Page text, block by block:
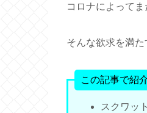
コロナによって
そんな欲求を満
この記事で紹
スクワッ